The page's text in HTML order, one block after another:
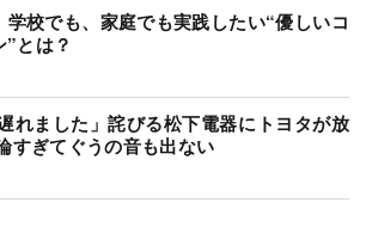
校でも、家庭でも実践したい“優しいコ
とは？
れました」詫びる松下電器にトヨタが放
すぎてぐうの音も出ない